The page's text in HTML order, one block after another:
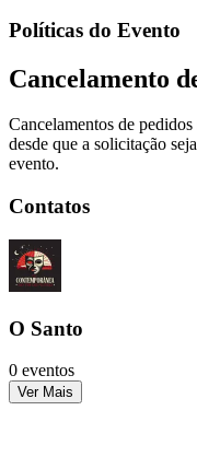
Políticas do Evento
Cancelamento
Cancelamentos de
desde que a solicitação
evento.
Contatos
O Santo
0 eventos
Ver Mais